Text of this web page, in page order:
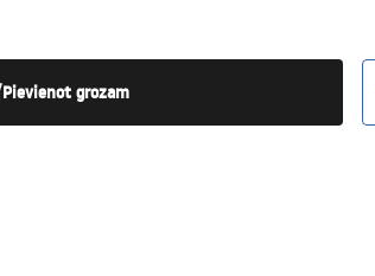
Pievienot grozam